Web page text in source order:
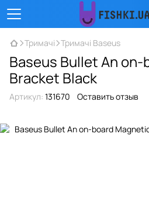
Тримачі Тримачі Baseus
Baseus Bullet An
Bracket Black
Артикул: 131670 Оставить отзыв